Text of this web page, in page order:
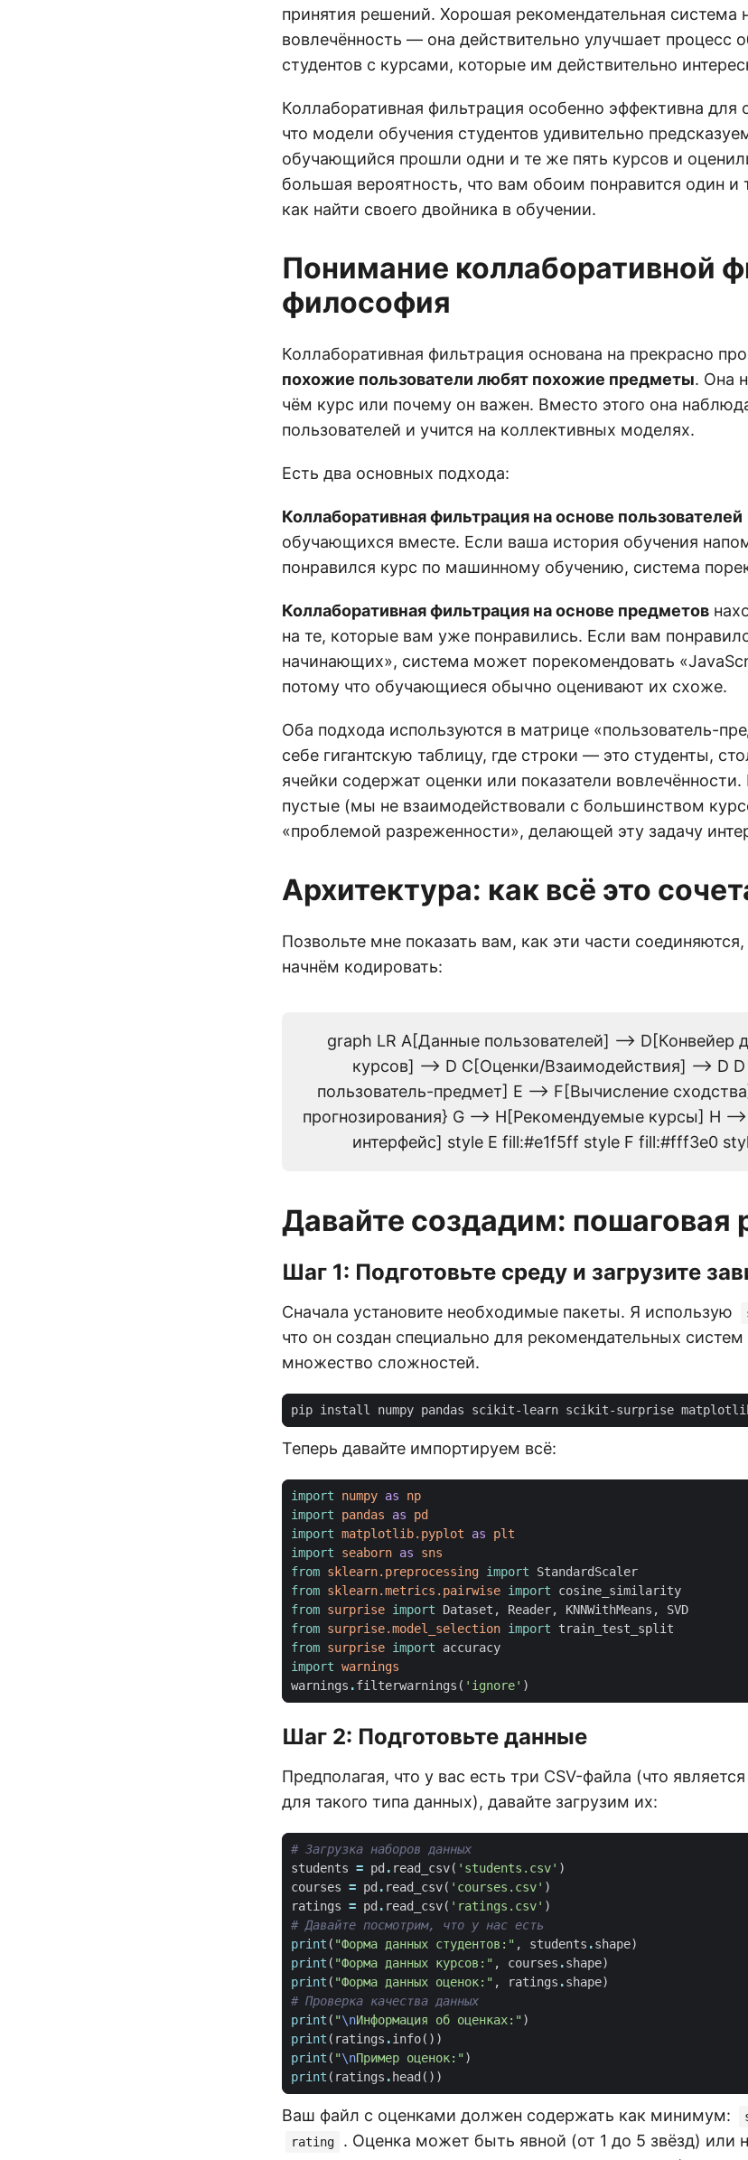
принятия решений. Хорошая рекомендательная система
вовлечённость — она действительно улучшает процесс
студентов с курсами, которые им действительно
Коллаборативная фильтрация особенно эффективна для
что модели обучения студентов удивительно
обучающийся прошли одни и те же пять курсов и
большая вероятность, что вам обоим понравится один и
как найти своего двойника в обучении.
Понимание коллаборативной
философия
Коллаборативная фильтрация основана на прекрасно
похожие пользователи любят похожие предметы. Она
чём курс или почему он важен. Вместо этого она
пользователей и учится на коллективных моделях.
Есть два основных подхода:
Коллаборативная фильтрация на основе пользователей
обучающихся вместе. Если ваша история обучения
понравился курс по машинному обучению, система
Коллаборативная фильтрация на основе предметов
на те, которые вам уже понравились. Если вам
начинающих», система может порекомендовать
потому что обучающиеся обычно оценивают их схоже.
Оба подхода используются в матрице «пользователь-
себе гигантскую таблицу, где строки — это студенты,
ячейки содержат оценки или показатели
пустые (мы не взаимодействовали с большинством
«проблемой разреженности», делающей эту задачу
Архитектура: как всё это
Позвольте мне показать вам, как эти части
начнём кодировать:
graph LR A[Данные пользователей] --> D[Конвейер
курсов] --> D C[Оценки/Взаимодействия] --> D
пользователь-предмет] E --> F[Вычисление
прогнозирования} G --> H[Рекомендуемые курсы] H --
интерфейс] style E fill:#e1f5ff style F fill:#fff3e0
Давайте создадим: пошаговая
Шаг 1: Подготовьте среду и загрузите
Сначала установите необходимые пакеты. Я использую
что он создан специально для рекомендательных систем
множество сложностей.
Теперь давайте импортируем всё:
import numpy as
np
import
pandas as
pd
import matplotlib.pyplot as
plt
import
seaborn as
sns
from sklearn.preprocessing import
StandardScaler
from sklearn.metrics.pairwise import
cosine_similarity
from surprise import Dataset , Reader, KNNWithMeans ,
SVD
from surprise.model_selection import
train_test_split
from surprise import
accuracy
import warnings
warnings .filterwarnings ( 'ignore' )
Шаг 2: Подготовьте данные
Предполагая, что у вас есть три CSV-файла (что
для такого типа данных), давайте загрузим их:
# Загрузка наборов данных
students = pd . read_csv( 'students.csv' )
courses = pd . read_csv( 'courses.csv' )
ratings = pd . read_csv( 'ratings.csv' )
# Давайте посмотрим, что у нас есть
print ( "Форма данных студентов:" , students .shape)
print ( "Форма данных курсов:" , courses .shape)
print ( "Форма данных оценок:" , ratings .shape)
# Проверка качества данных
print ( "\nИнформация об оценках:")
print ( ratings .info())
print ( "\nПример оценок:")
print ( ratings . head ())
Ваш файл с оценками должен содержать как минимум:
rating
. Оценка может быть явной (от 1 до 5 звёзд) или